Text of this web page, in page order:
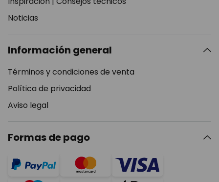
Noticias
Información general
Términos y condiciones de venta
Política de privacidad
Aviso legal
Formas de pago